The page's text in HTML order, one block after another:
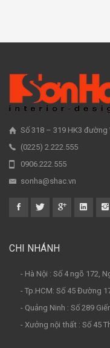
Số 318 – 319 HK3
(0225) 2.222.555
0906.222.555
sonha@shac.vn
CHI NHÁNH
- Hà Nội : Số 4 ngõ 172,
- Tp.HCM: Số 45 Đường
- Quảng Ninh : Số 289
- Xưởng nội thất : Số 45